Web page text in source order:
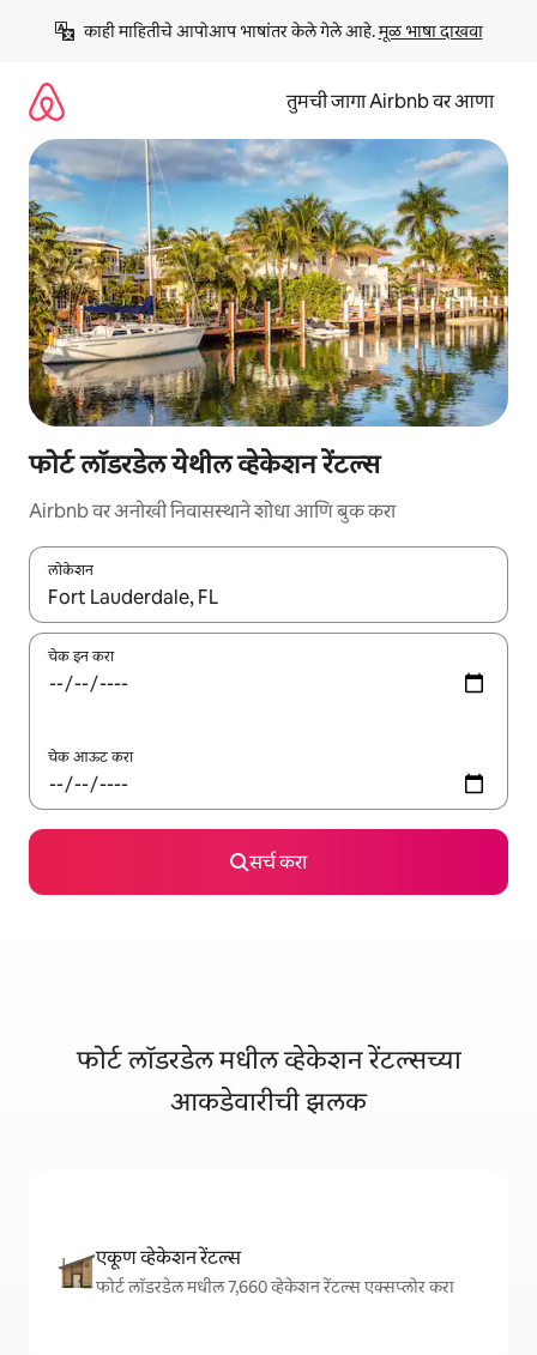
काही माहितीचे आपोआप भाषांतर केले गेले आहे. मूळ भाषा दाखवा
तुमची जागा Airbnb वर आणा
फोर्ट लॉडरडेल येथील व्हेकेशन रेंटल्स
Airbnb वर अनोखी निवासस्थाने शोधा आणि बुक करा
लोकेशन
जेव्हा परिणाम उपलब्ध असतील, तेव्हा वरच्या आणि खाली बाणांच्या किजसह
चेक इन करा
चेक आऊट करा
सर्च करा
फोर्ट लॉडरडेल मधील व्हेकेशन रेंटल्सच्या
आकडेवारीची झलक
एकूण व्हेकेशन रेंटल्स
फोर्ट लॉडरडेल मधील 7,660 व्हेकेशन रेंटल्स एक्सप्लोर करा